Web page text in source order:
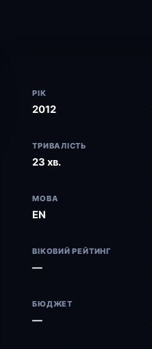
РІК
2012
ТРИВАЛІСТЬ
23 хв.
МОВА
EN
ВІКОВИЙ РЕЙТИНГ
—
БЮДЖЕТ
—